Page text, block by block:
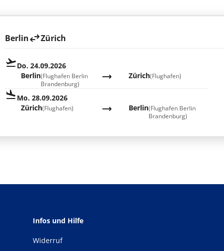
Berlin Zürich
Do. 24.09.2026
Berlin(Flughafen Berlin
Brandenburg)
Zürich(Flughafen)
Mo. 28.09.2026
Berlin(Flughafen Berlin
Brandenburg)
Zürich(Flughafen)
Infos und Hilfe
Widerruf